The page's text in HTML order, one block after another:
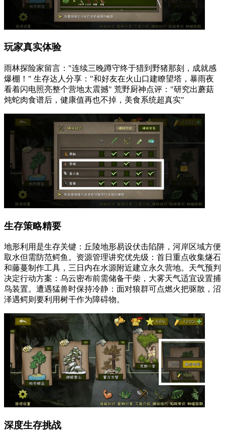
玩家真实体验
雨林探险家留言："连续三晚蹲守终于猎到野猪那刻，成就感
爆棚！" 生存达人分享："和好友在火山口建瞭望塔，暴雨夜
看着闪电照亮整个营地太震撼" 荒野厨神点评："研究出蘑菇
炖蛇肉食谱后，健康值再也不掉，美食系统超真实"
生存策略精要
地形利用是生存关键：丘陵地形易设伏击陷阱，河岸区域方便
取水但需防范鳄鱼。资源管理讲究优先级：首日重点收集燧石
和藤蔓制作工具，三日内在水源附近建立永久营地。天气预判
决定行动方案：乌云密布前需储备干柴，大雾天气适宜设置捕
鸟装置。遭遇猛兽时保持冷静：面对狼群可点燃火把驱散，沼
泽遇鳄则要利用树干作为障碍物。
深度生存挑战